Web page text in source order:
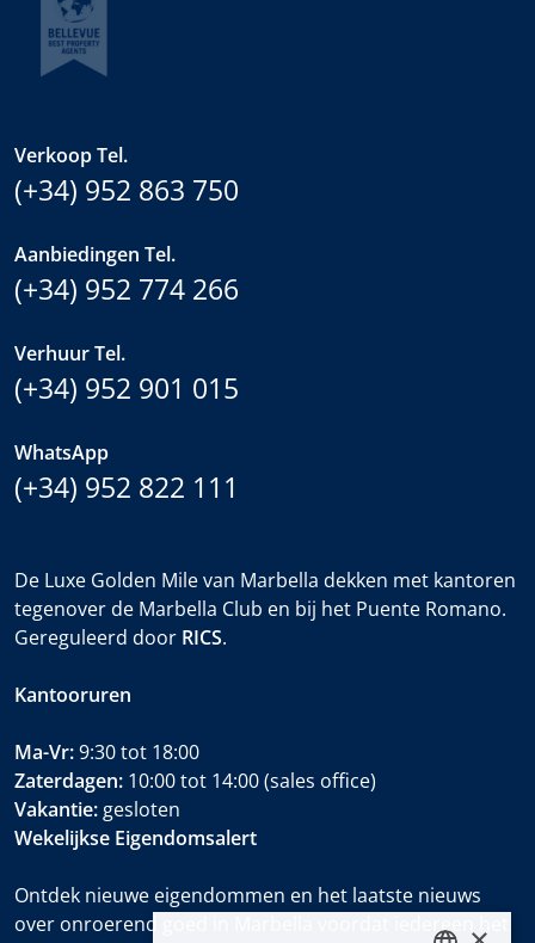
Verkoop Tel.
(+34) 952 863 750
Aanbiedingen Tel.
(+34) 952 774 266
Verhuur Tel.
(+34) 952 901 015
WhatsApp
(+34) 952 822 111
De Luxe Golden Mile van Marbella dekken met kantoren
tegenover de Marbella Club en bij het Puente Romano.
Gereguleerd door RICS.
Kantooruren
Ma-Vr:9:30 tot 18:00
Zaterdagen: 10:00 tot 14:00 (sales office)
Vakantie: gesloten
Wekelijkse Eigendomsalert
Ontdek nieuwe eigendommen en het laatste nieuws
over onroerend goed in Marbella voordat iedereen het